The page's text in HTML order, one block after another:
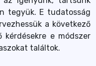
tegyük. E tudatosság
a következő
kérdésekre e módszer
találtok.